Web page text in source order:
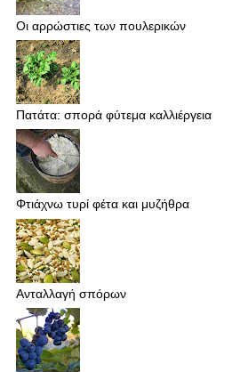
Οι αρρώστιες των πουλερικών
Πατάτα: σπορά φύτεμα καλλιέργεια
Φτιάχνω τυρί φέτα και μυζήθρα
Ανταλλαγή σπόρων